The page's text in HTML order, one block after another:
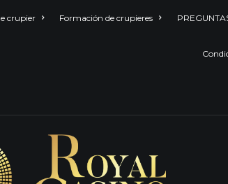
crupier Formación de crupieres